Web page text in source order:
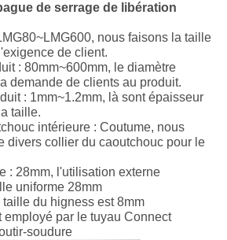
de serrage de libération
nous faisons la taille
de client.
: 80mm~600mm, le diamètre
demande de clients au produit.
: 1mm~1.2mm, là sont épaisseur
taille.
intérieure : Coutume, nous
divers collier du caoutchouc pour le
: 28mm, l'utilisation externe
uniforme 28mm
du higness est 8mm
employé par le tuyau Connect
soudure